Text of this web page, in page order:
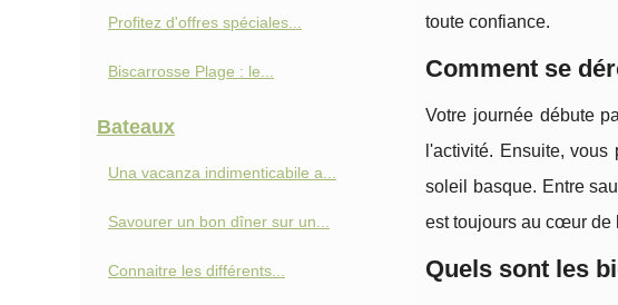
toute confiance.
Comment se
Votre journée débute
l'activité. Ensuite,
soleil basque. Entre
est toujours au cœur de
Quels sont les
Profitez d'offres spéciales...
Biscarrosse Plage : le...
Bateaux
Una vacanza indimenticabile a...
Savourer un bon dîner sur un...
Connaitre les différents...